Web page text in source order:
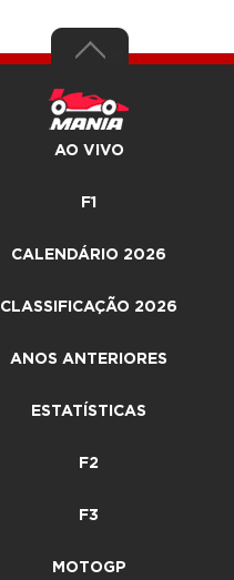
AO VIVO
F1
CALENDÁRIO 2026
CLASSIFICAÇÃO 2026
ANOS ANTERIORES
ESTATÍSTICAS
F2
F3
MOTOGP